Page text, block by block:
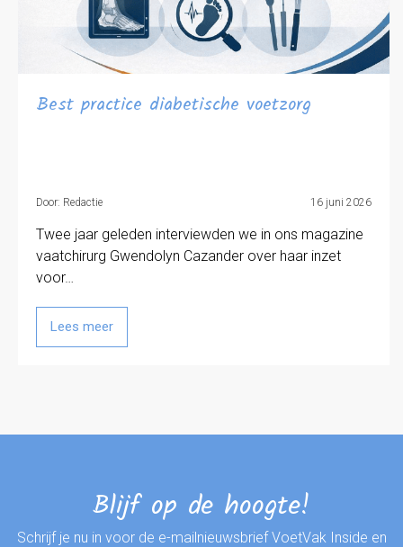
Best practice diabetische voetzorg
Door: Redactie 16 juni 2026
Twee jaar geleden interviewden we in ons magazine
vaatchirurg Gwendolyn Cazander over haar inzet
voor…
Lees meer
Blijf op de hoogte!
Schrijf je nu in voor de e-mailnieuwsbrief VoetVak Inside en